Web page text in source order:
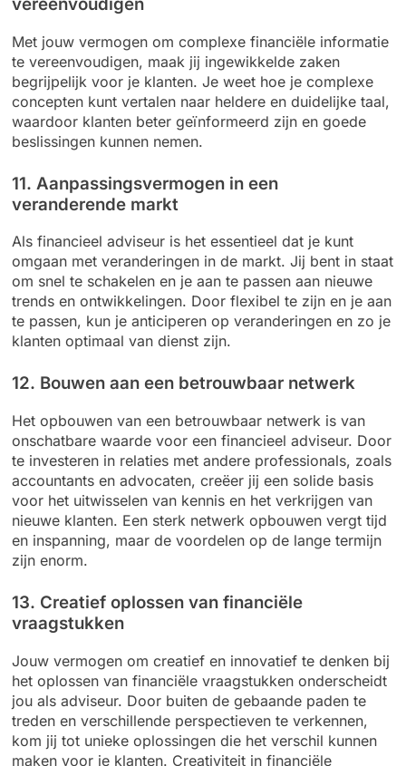
Met jouw vermogen om complexe financiële informatie
te vereenvoudigen, maak jij ingewikkelde zaken
begrijpelijk voor je klanten. Je weet hoe je complexe
concepten kunt vertalen naar heldere en duidelijke taal,
waardoor klanten beter geïnformeerd zijn en goede
beslissingen kunnen nemen.
11. Aanpassingsvermogen in een
veranderende markt
Als financieel adviseur is het essentieel dat je kunt
omgaan met veranderingen in de markt. Jij bent in staat
om snel te schakelen en je aan te passen aan nieuwe
trends en ontwikkelingen. Door flexibel te zijn en je aan
te passen, kun je anticiperen op veranderingen en zo je
klanten optimaal van dienst zijn.
12. Bouwen aan een betrouwbaar netwerk
Het opbouwen van een betrouwbaar netwerk is van
onschatbare waarde voor een financieel adviseur. Door
te investeren in relaties met andere professionals, zoals
accountants en advocaten, creëer jij een solide basis
voor het uitwisselen van kennis en het verkrijgen van
nieuwe klanten. Een sterk netwerk opbouwen vergt tijd
en inspanning, maar de voordelen op de lange termijn
zijn enorm.
13. Creatief oplossen van financiële
vraagstukken
Jouw vermogen om creatief en innovatief te denken bij
het oplossen van financiële vraagstukken onderscheidt
jou als adviseur. Door buiten de gebaande paden te
treden en verschillende perspectieven te verkennen,
kom jij tot unieke oplossingen die het verschil kunnen
maken voor je klanten. Creativiteit in financiële